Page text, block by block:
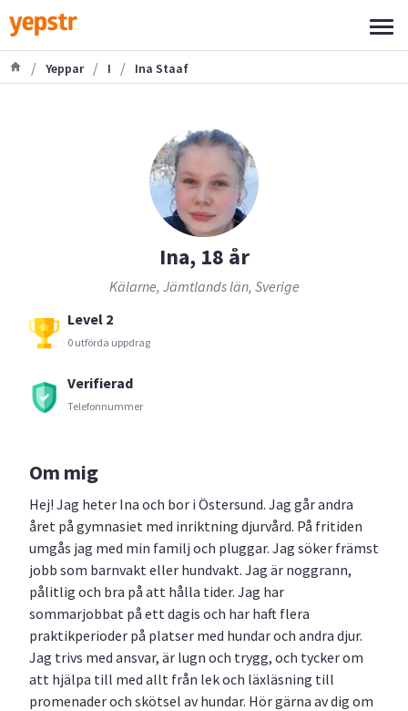
/ Yeppar / I / Ina Staaf
Ina, 18 år
Kälarne, Jämtlands län, Sverige
Level 2
0 utförda uppdrag
Verifierad
Telefonnummer
Om mig
Hej! Jag heter Ina och bor i Östersund. Jag går andra
året på gymnasiet med inriktning djurvård. På fritiden
umgås jag med min familj och pluggar. Jag söker främst
jobb som barnvakt eller hundvakt. Jag är noggrann,
pålitlig och bra på att hålla tider. Jag har
sommarjobbat på ett dagis och har haft flera
praktikperioder på platser med hundar och andra djur.
Jag trivs med ansvar, är lugn och trygg, och tycker om
att hjälpa till med allt från lek och läxläsning till
promenader och skötsel av hundar. Hör gärna av dig om